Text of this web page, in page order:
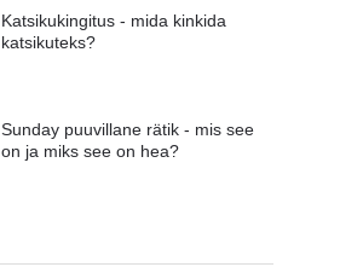
Katsikukingitus - mida kinkida
katsikuteks?
Sunday puuvillane rätik - mis see
on ja miks see on hea?